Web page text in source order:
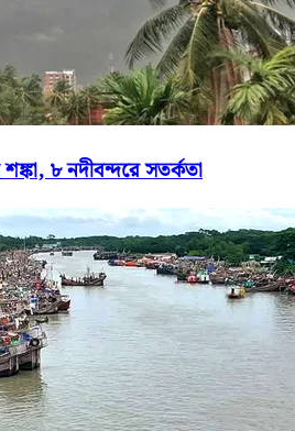
৮ নদীবন্দরে সতর্কতা